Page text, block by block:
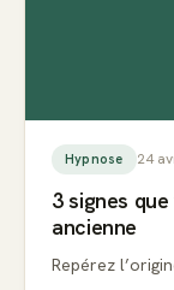
Hypnose 24
3 signes
ancienne
Repérez